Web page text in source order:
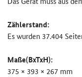
Zählerstand:
Es wurden 37.404
Maße(BxTxH):
375 × 393 × 267 mm